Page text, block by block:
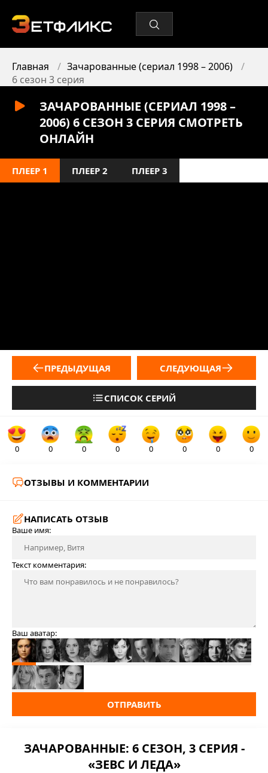
Главная
Зачарованные (сериал 1998 – 2006)
6 сезон 3 серия
ЗАЧАРОВАННЫЕ (СЕРИАЛ 1998 –
2006) 6 СЕЗОН 3 СЕРИЯ СМОТРЕТЬ
ОНЛАЙН
ПЛЕЕР 1 ПЛЕЕР 2 ПЛЕЕР 3
ПРЕДЫДУЩАЯ
СПИСОК СЕРИЙ
СЛЕДУЮЩАЯ
0 0 0 0 0 0 0 0
ОТЗЫВЫ И КОММЕНТАРИИ
НАПИСАТЬ ОТЗЫВ
Ваше имя:
Текст комментария:
Ваш аватар:
ОТПРАВИТЬ
ЗАЧАРОВАННЫЕ: 6 СЕЗОН, 3 СЕРИЯ -
«ЗЕВС И ЛЕДА»